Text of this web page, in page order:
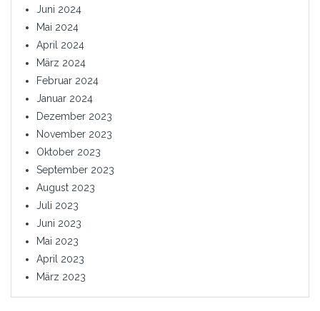
Juni 2024
Mai 2024
April 2024
März 2024
Februar 2024
Januar 2024
Dezember 2023
November 2023
Oktober 2023
September 2023
August 2023
Juli 2023
Juni 2023
Mai 2023
April 2023
März 2023